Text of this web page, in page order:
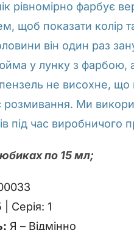
рівномірно фарбує
щоб показати колір
він один раз
у лунку з фарбою, а
не висохне, що
розмивання. Ми
під час виробничого
по 15 мл;
| Серія: 1
Я – Відмінно